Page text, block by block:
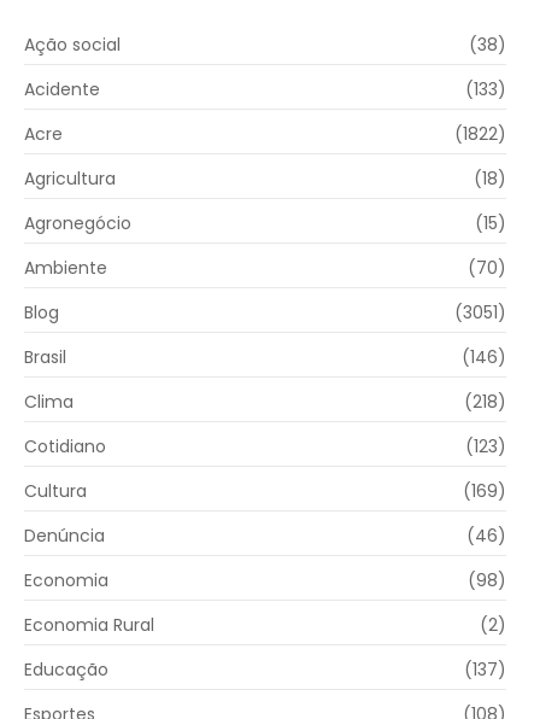
Ação social
(38)
Acidente
(133)
Acre
(1822)
Agricultura
(18)
Agronegócio
(15)
Ambiente
(70)
Blog
(3051)
Brasil
(146)
Clima
(218)
Cotidiano
(123)
Cultura
(169)
Denúncia
(46)
Economia
(98)
Economia Rural
(2)
Educação
(137)